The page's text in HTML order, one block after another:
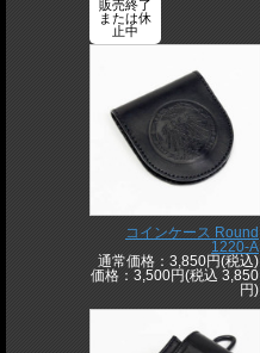
販売終了
または休
止中
コインケース Round
1220-A
通常価格：3,850円(税込)
価格：3,500円(税込 3,850
円)